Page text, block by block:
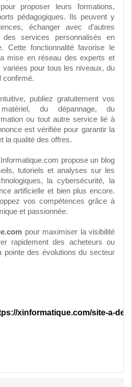
proposer leurs formations,
pédagogiques. Ils peuvent y
échanger avec d’autres
services personnalisés en
Cette fonctionnalité favorise le
mise en réseau des experts et
variées pour tous les niveaux, du
confirmé.
publiez gratuitement vos
du dépannage, du
ou tout autre service lié à
est vérifiée pour garantir la
la qualité des offres.
propose un blog
tutoriels et analyses sur les
la cybersécurité, la
artificielle et bien plus encore.
vos compétences grâce à
et passionnée.
pour maximiser la visibilité
rapidement des acheteurs ou
pointe des évolutions du secteur
xinformatique.com/site-a-